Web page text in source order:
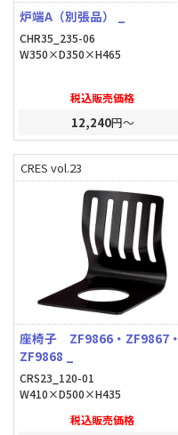
炉端A（別張品） _
CHR35_235-06
W350×D350×H465
税込販売価格
12,240円～
CRES vol.23
座椅子 ZF9866・ZF9867・
ZF9868 _
CRS23_120-01
W410×D500×H435
税込販売価格